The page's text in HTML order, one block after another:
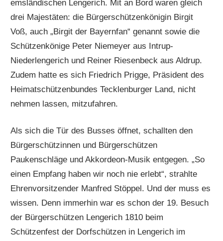
emsländischen Lengerich. Mit an Bord waren gleich
drei Majestäten: die Bürgerschützenkönigin Birgit
Voß, auch „Birgit der Bayernfan“ genannt sowie die
Schützenkönige Peter Niemeyer aus Intrup-
Niederlengerich und Reiner Riesenbeck aus Aldrup.
Zudem hatte es sich Friedrich Prigge, Präsident des
Heimatschützenbundes Tecklenburger Land, nicht
nehmen lassen, mitzufahren.
Als sich die Tür des Busses öffnet, schallten den
Bürgerschützinnen und Bürgerschützen
Paukenschläge und Akkordeon-Musik entgegen. „So
einen Empfang haben wir noch nie erlebt“, strahlte
Ehrenvorsitzender Manfred Stöppel. Und der muss es
wissen. Denn immerhin war es schon der 19. Besuch
der Bürgerschützen Lengerich 1810 beim
Schützenfest der Dorfschützen in Lengerich im